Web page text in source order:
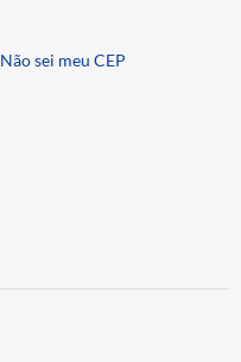
Não sei meu CEP